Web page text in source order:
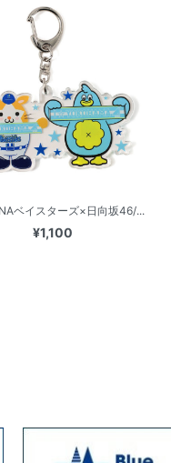
ベイスターズ×日向坂46/...
¥1,100